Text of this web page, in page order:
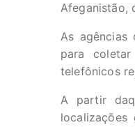
Afeganistão,
As agências
para
telefônicos
A partir